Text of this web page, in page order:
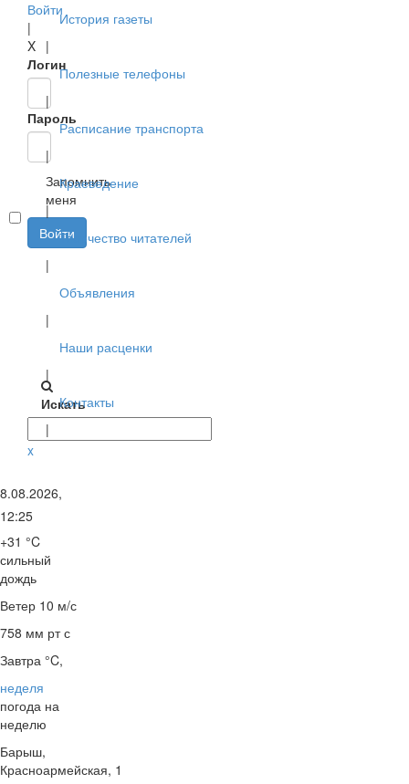
Войти
|
X
Логин
Пароль
Запомнить
меня
Войти
Искать
x
История газеты
|
Полезные телефоны
|
Расписание транспорта
|
Краеведение
|
Творчество читателей
|
Объявления
|
Наши расценки
|
Контакты
|
8.08.2026,
12:25
+31 °C
сильный
дождь
Ветер 10 м/с
758 мм рт с
Завтра °C,
неделя
погода на
неделю
Барыш,
Красноармейская, 1